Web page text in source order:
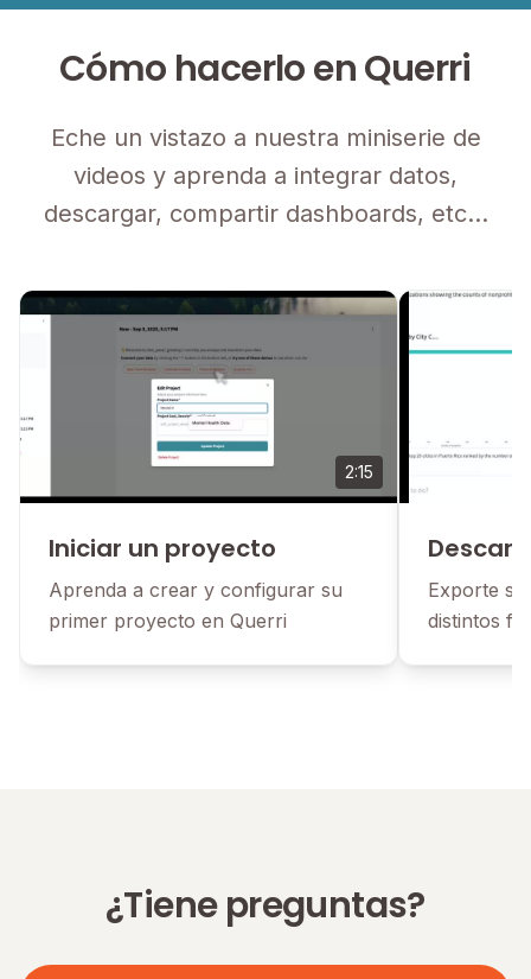
Cómo hacerlo en Querri
Eche un vistazo a nuestra miniserie de
videos y aprenda a integrar datos,
descargar, compartir dashboards, etc...
2:15
Iniciar un proyecto
Aprenda a crear y configurar su
primer proyecto en Querri
Exporte
distintos
¿Tiene preguntas?